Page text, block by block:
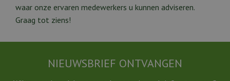
waar onze ervaren medewerkers u kunnen adviseren.
Graag tot ziens!
NIEUWSBRIEF ONTVANGEN